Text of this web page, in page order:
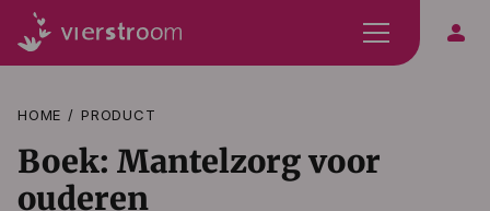
person
HOME PRODUCT
Boek: Mantelzorg voor
ouderen